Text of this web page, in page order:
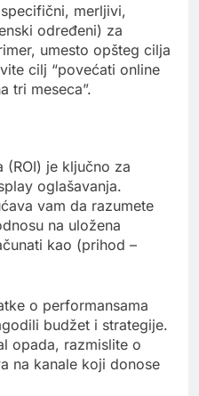
merljivi,
određeni) za
umesto opšteg cilja
cilj “povećati online
tri meseca”.
(ROI) je ključno za
oglašavanja.
vam da razumete
na uložena
kao (prihod –
o performansama
budžet i strategije.
opada, razmislite o
na kanale koji donose